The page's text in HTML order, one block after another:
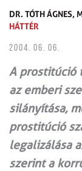
DR. TÓTH ÁGNES,
HÁTTÉR
2004. 06. 06.
A prostitúció
az emberi
silányítása,
prostitúció
legalizálása
szerint a